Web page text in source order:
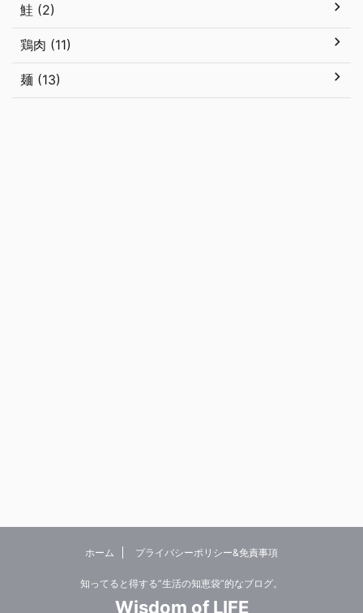
鮭 (2)
鶏肉 (11)
麺 (13)
ホーム プライバシーポリシー&免責事項
知ってると得する”生活の知恵袋”的なブログ。
Wisdom of LIFE